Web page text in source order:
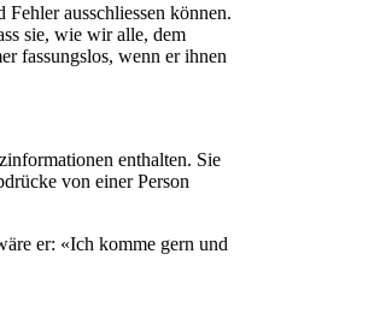
ausschliessen können.
sie, wie wir alle, dem
fassungslos, wenn er ihnen
enthalten. Sie
von einer Person
er: «Ich komme gern und